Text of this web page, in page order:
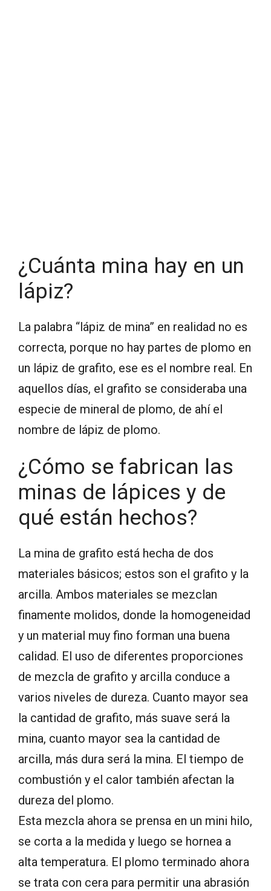
¿Cuánta mina hay en un
lápiz?
La palabra “lápiz de mina” en realidad no es
correcta, porque no hay partes de plomo en
un lápiz de grafito, ese es el nombre real. En
aquellos días, el grafito se consideraba una
especie de mineral de plomo, de ahí el
nombre de lápiz de plomo.
¿Cómo se fabrican las
minas de lápices y de
qué están hechos?
La mina de grafito está hecha de dos
materiales básicos; estos son el grafito y la
arcilla. Ambos materiales se mezclan
finamente molidos, donde la homogeneidad
y un material muy fino forman una buena
calidad. El uso de diferentes proporciones
de mezcla de grafito y arcilla conduce a
varios niveles de dureza. Cuanto mayor sea
la cantidad de grafito, más suave será la
mina, cuanto mayor sea la cantidad de
arcilla, más dura será la mina. El tiempo de
combustión y el calor también afectan la
dureza del plomo.
Esta mezcla ahora se prensa en un mini hilo,
se corta a la medida y luego se hornea a
alta temperatura. El plomo terminado ahora
se trata con cera para permitir una abrasión